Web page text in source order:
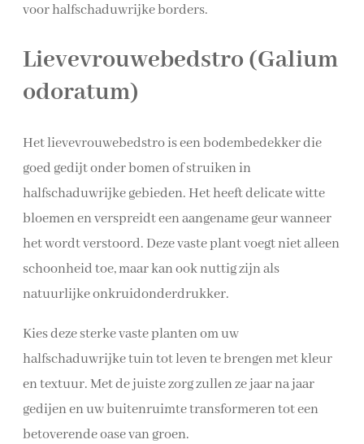
voor halfschaduwrijke borders.
Lievevrouwebedstro (Galium
odoratum)
Het lievevrouwebedstro is een bodembedekker die
goed gedijt onder bomen of struiken in
halfschaduwrijke gebieden. Het heeft delicate witte
bloemen en verspreidt een aangename geur wanneer
het wordt verstoord. Deze vaste plant voegt niet alleen
schoonheid toe, maar kan ook nuttig zijn als
natuurlijke onkruidonderdrukker.
Kies deze sterke vaste planten om uw
halfschaduwrijke tuin tot leven te brengen met kleur
en textuur. Met de juiste zorg zullen ze jaar na jaar
gedijen en uw buitenruimte transformeren tot een
betoverende oase van groen.